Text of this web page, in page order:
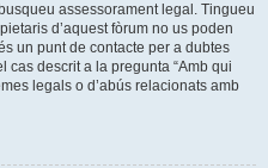
assessorament legal. Tingueu
d’aquest fòrum no us poden
un punt de contacte per a dubtes
cas descrit a la pregunta “Amb qui
legals o d’abús relacionats amb